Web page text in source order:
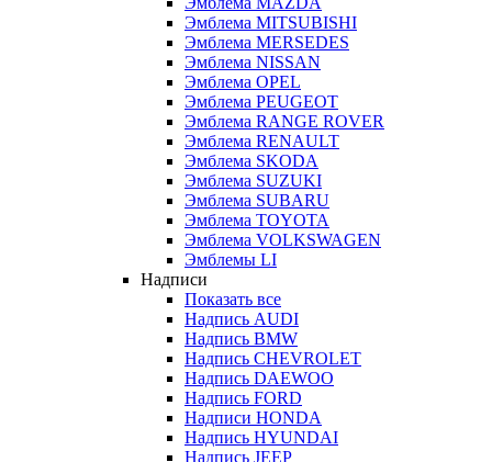
Эмблема MITSUBISHI
Эмблема MERSEDES
Эмблема NISSAN
Эмблема OPEL
Эмблема PEUGEOT
Эмблема RANGE ROVER
Эмблема RENAULT
Эмблема SKODA
Эмблема SUZUKI
Эмблема SUBARU
Эмблема TOYOTA
Эмблема VOLKSWAGEN
Эмблемы LI
Надписи
Показать все
Надпись AUDI
Надпись BMW
Надпись CHEVROLET
Надпись DAEWOO
Надпись FORD
Надписи HONDA
Надпись HYUNDAI
Надпись JEEP